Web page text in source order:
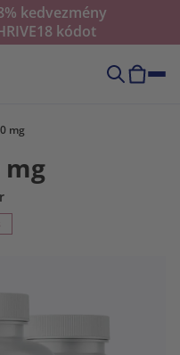
kedvezmény
kódot
mg
mg